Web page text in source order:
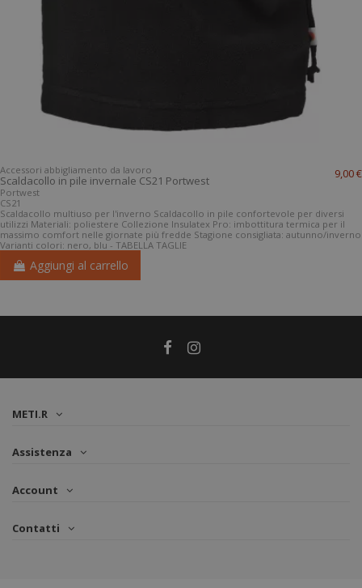
Accessori abbigliamento da lavoro
Scaldacollo in pile invernale CS21 Portwest
Portwest
CS21
9,00 €
Scaldacollo multiuso per l'inverno Scaldacollo in pile confortevole per diversi
utilizzi Materiali: poliestere Collezione Insulatex Pro: imbottitura termica per il
massimo comfort nelle giornate più fredde Stagione consigliata: autunno/inverno
Varianti colori: nero, blu - TABELLA TAGLIE
Aggiungi al carrello
METI.R
Assistenza
Account
Contatti